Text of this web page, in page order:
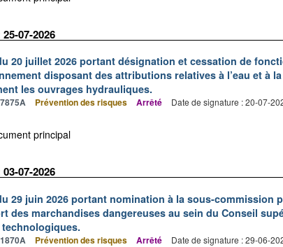
07-2026
20 juillet 2026 portant désignation et cessation de
disposant des attributions relatives à l’eau et à
les ouvrages hydrauliques.
Prévention des risques Arrêté Date de signature : 20-07-
principal
07-2026
29 juin 2026 portant nomination à la sous-commission
des marchandises dangereuses au sein du Conseil
Prévention des risques Arrêté Date de signature : 29-06-